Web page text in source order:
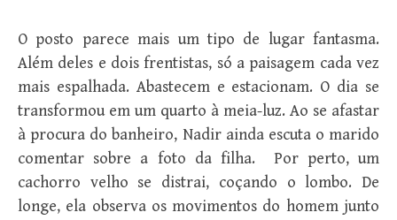
O posto parece mais um tipo de lugar fantasma.
Além deles e dois frentistas, só a paisagem cada vez
mais espalhada. Abastecem e estacionam. O dia se
transformou em um quarto à meia-luz. Ao se afastar
à procura do banheiro, Nadir ainda escuta o marido
comentar sobre a foto da filha. Por perto, um
cachorro velho se distrai, coçando o lombo. De
longe, ela observa os movimentos do homem junto